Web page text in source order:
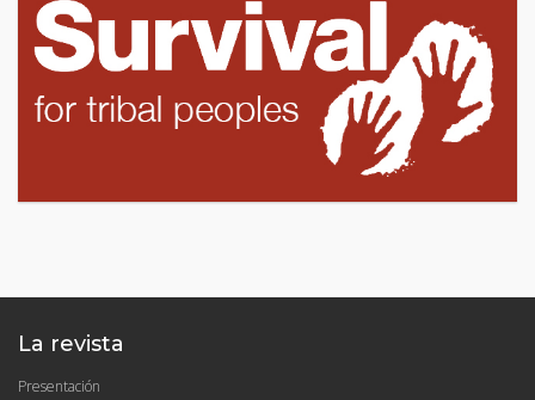
La revista
Presentación